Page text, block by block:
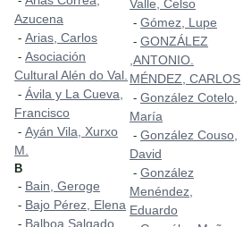
Azucena
- Arias, Carlos
- Asociación
Cultural Alén do Val.
- Ávila y La Cueva,
Francisco
- Ayán Vila, Xurxo
M.
B
- Bain, Geroge
- Bajo Pérez, Elena
- Balboa Salgado,
Valle, Celso
- Gómez, Lupe
- GONZÁLEZ
,ANTONIO.
MÉNDEZ, CARLOS
- González Cotelo,
María
- González Couso,
David
- González
Menéndez,
Eduardo